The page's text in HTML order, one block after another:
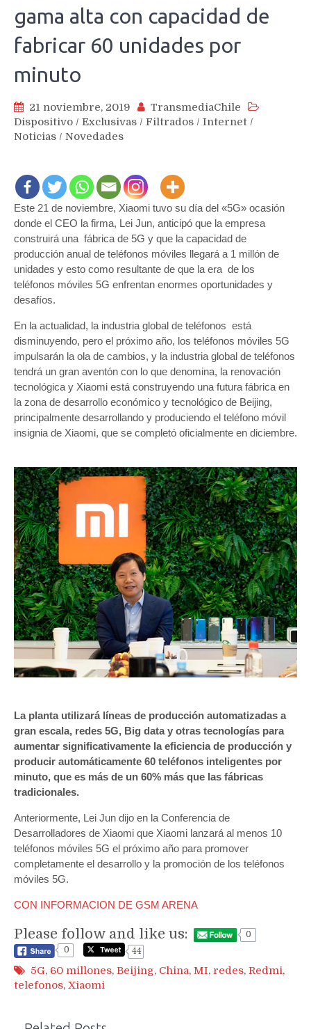
gama alta con capacidad de
fabricar 60 unidades por
minuto
21 noviembre, 2019
TransmediaChile
Dispositivo / Exclusivas / Filtrados / Internet /
Noticias / Novedades
Este 21 de noviembre, Xiaomi tuvo su día del «5G» ocasión
donde el CEO la firma, Lei Jun, anticipó que la empresa
construirá una fábrica de 5G y que la capacidad de
producción anual de teléfonos móviles llegará a 1 millón de
unidades y esto como resultante de que la era de los
teléfonos móviles 5G enfrentan enormes oportunidades y
desafíos.
En la actualidad, la industria global de teléfonos está
disminuyendo, pero el próximo año, los teléfonos móviles 5G
impulsarán la ola de cambios, y la industria global de teléfonos
tendrá un gran aventón con lo que denomina, la renovación
tecnológica y Xiaomi está construyendo una futura fábrica en
la zona de desarrollo económico y tecnológico de Beijing,
principalmente desarrollando y produciendo el teléfono móvil
insignia de Xiaomi, que se completó oficialmente en diciembre.
La planta utilizará líneas de producción automatizadas a
gran escala, redes 5G, Big data y otras tecnologías para
aumentar significativamente la eficiencia de producción y
producir automáticamente 60 teléfonos inteligentes por
minuto, que es más de un 60% más que las fábricas
tradicionales.
Anteriormente, Lei Jun dijo en la Conferencia de
Desarrolladores de Xiaomi que Xiaomi lanzará al menos 10
teléfonos móviles 5G el próximo año para promover
completamente el desarrollo y la promoción de los teléfonos
móviles 5G.
CON INFORMACION DE GSM ARENA
Please follow and like us:
0
0
44
5G, 60 millones, Beijing, China, MI, redes, Redmi,
telefonos, Xiaomi